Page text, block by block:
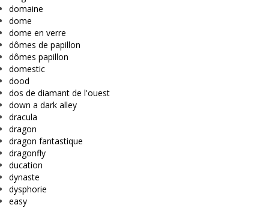
domaine
dome
dome en verre
dômes de papillon
dômes papillon
domestic
dood
dos de diamant de l'ouest
down a dark alley
dracula
dragon
dragon fantastique
dragonfly
ducation
dynaste
dysphorie
easy